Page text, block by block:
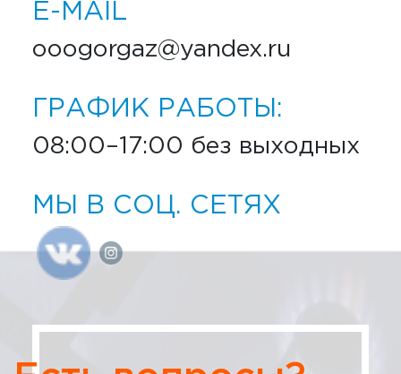
E-MAIL
ooogorgaz@yandex.ru
ГРАФИК РАБОТЫ:
08:00–17:00 без выходных
МЫ В СОЦ. СЕТЯХ